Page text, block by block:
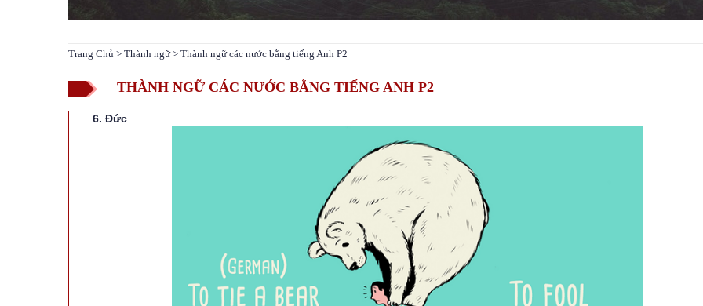
Trang Chủ > Thành ngữ> Thành ngữ các nước bằng tiếng Anh P2
THÀNH NGỮ CÁC NƯỚC BẰNG TIẾNG ANH P2
6. Đức